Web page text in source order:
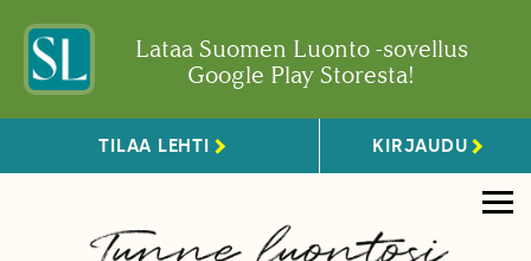
Lataa Suomen Luonto -sovellus
Google Play Storesta!
TILAA LEHTI KIRJAUDU